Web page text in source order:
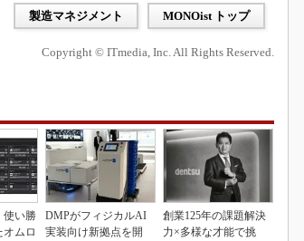
製造マネジメント MONOist トップ
Copyright © ITmedia, Inc. All Rights Reserved.
い勝
ムロ
DMPがフィジカルAI
実装向け新拠点を開
創業125年の課題解決
力×多様な才能で挑